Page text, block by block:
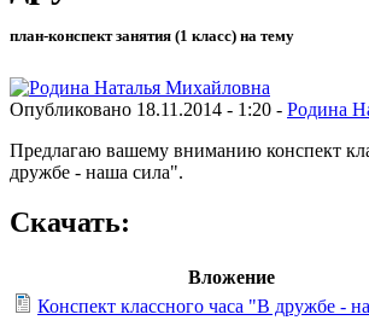
план-конспект занятия (1 класс) на тему
Опубликовано 18.11.2014 - 1:20 - Родина
Предлагаю вашему вниманию конспект
дружбе - наша сила".
Скачать:
Вложение
Конспект классного часа "В дружбе -